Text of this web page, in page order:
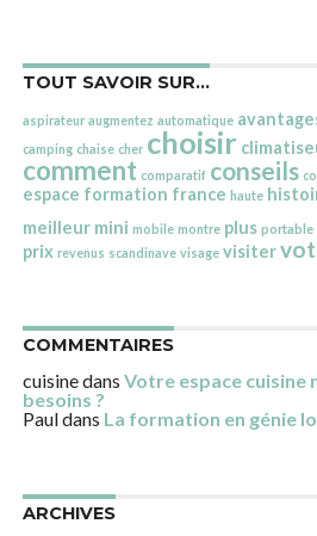
TOUT SAVOIR SUR…
aspirateur augmentez automatique
camping chaise cher choisir
comment comparatif conseils
espace formation france haute
meilleur mini mobile montre plus portable
prix revenus scandinave visage visiter
COMMENTAIRES
cuisinedans Votre espace cuisine
besoins ?
Pauldans La formation en génie
ARCHIVES